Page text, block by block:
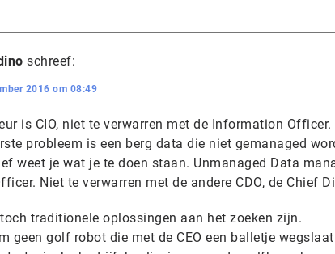
schreef:
2016 om 08:49
is CIO, niet te verwarren met de Information
probleem is een berg data die niet gemanaged
weet je wat je te doen staan. Unmanaged Data
Niet te verwarren met de andere CDO, de Chief
traditionele oplossingen aan het zoeken zijn.
geen golf robot die met de CEO een balletje